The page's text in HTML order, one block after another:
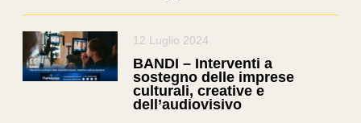
12 Luglio 2024
BANDI – Interventi a
sostegno delle imprese
culturali, creative e
dell’audiovisivo